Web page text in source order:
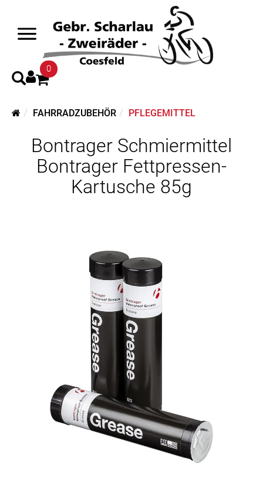
0
FAHRRADZUBEHÖR PFLEGEMITTEL
Bontrager Schmiermittel
Bontrager Fettpressen-
Kartusche 85g